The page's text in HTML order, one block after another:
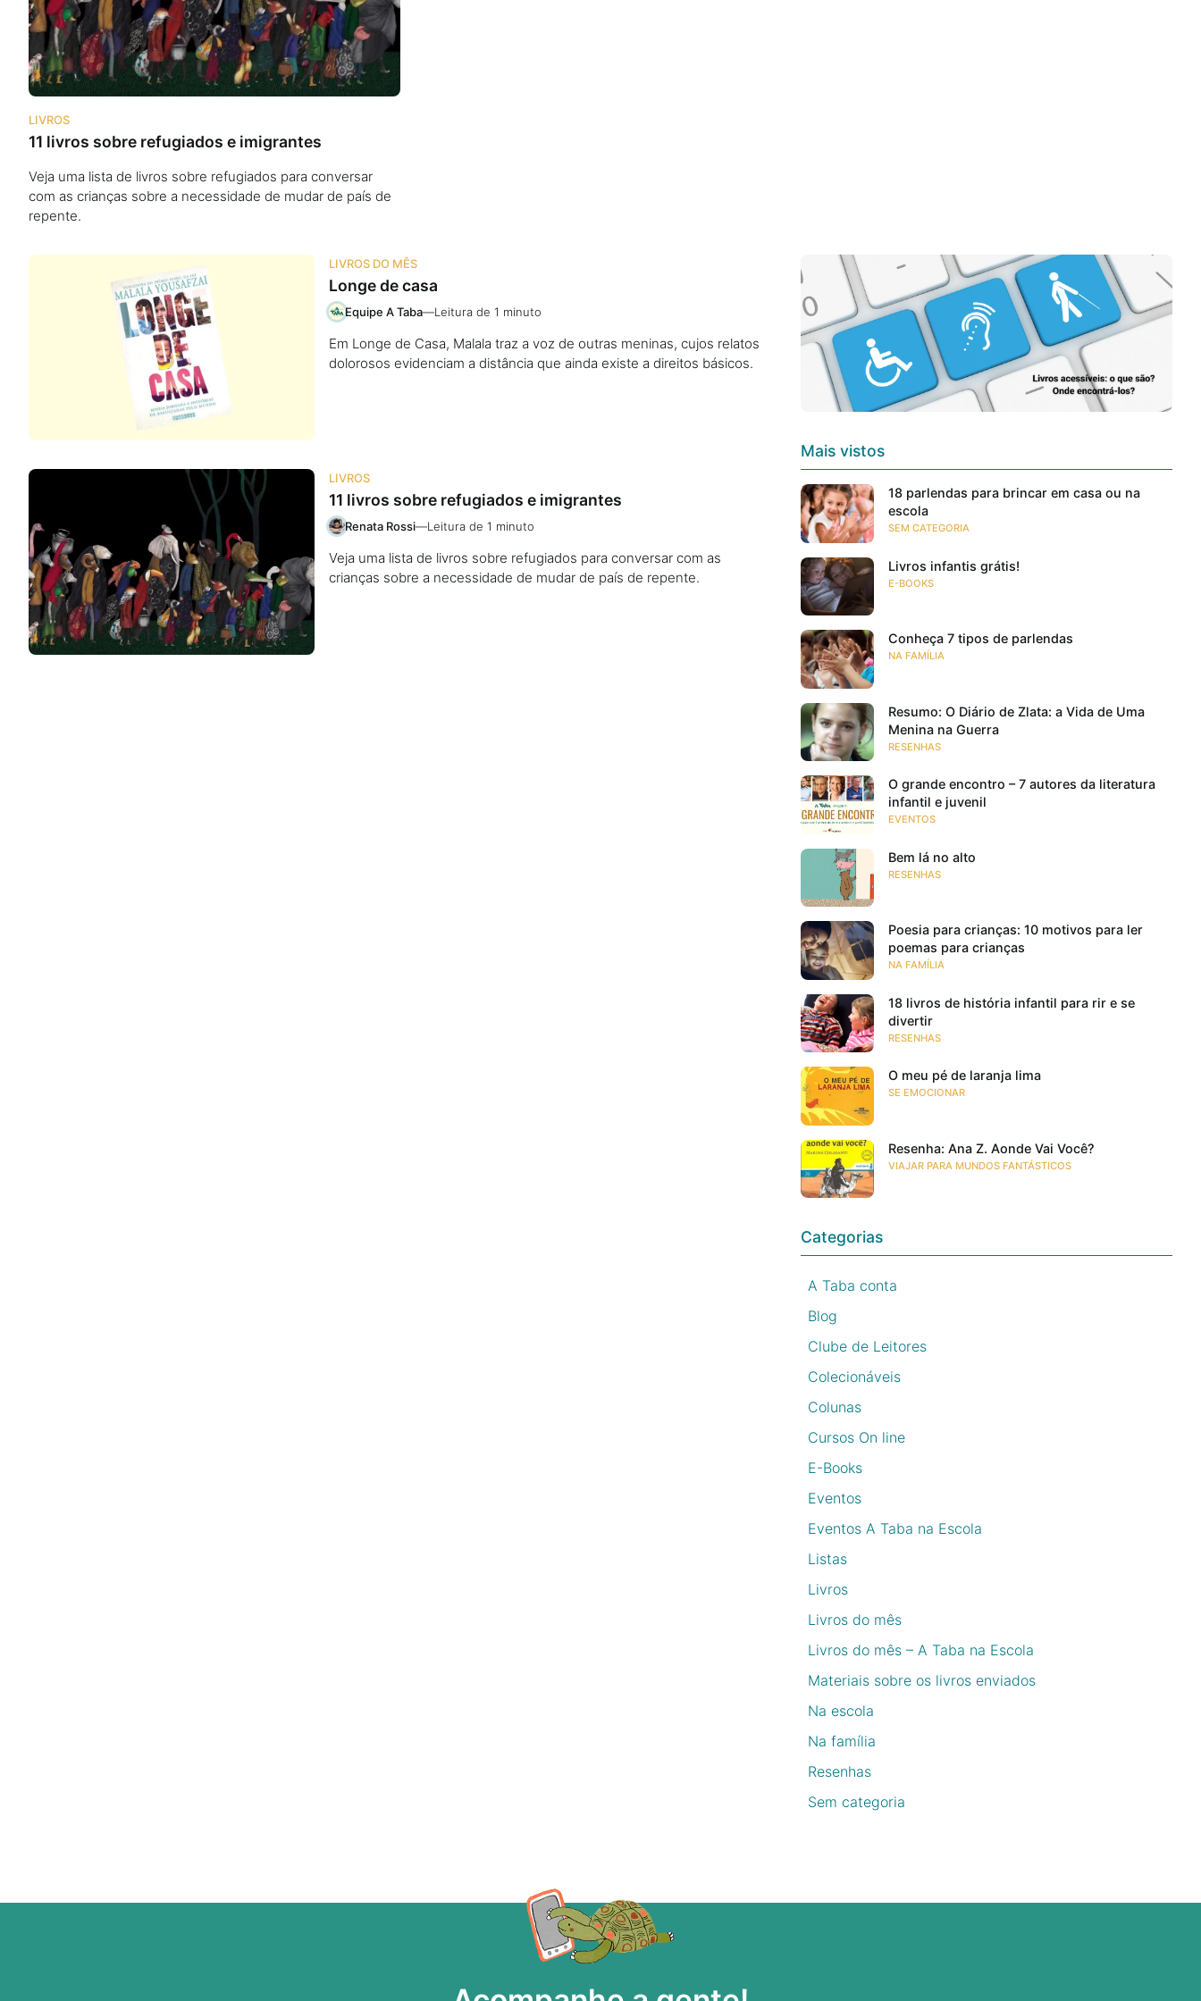
Podcast
Assine
Taba na Escola
LIVROS
11 livros sobre refugiados e imigrantes
Veja uma lista de livros sobre refugiados para conversar
com as crianças sobre a necessidade de mudar de país de
repente.
LIVROS DO MÊS
Longe de casa
Equipe A Taba—Leitura de 1 minuto
Em Longe de Casa, Malala traz a voz de outras meninas, cujos relatos
dolorosos evidenciam a distância que ainda existe a direitos básicos.
LIVROS
11 livros sobre refugiados e imigrantes
Renata Rossi—Leitura de 1 minuto
Veja uma lista de livros sobre refugiados para conversar com as
crianças sobre a necessidade de mudar de país de repente.
Mais vistos
18 parlendas para brincar em casa ou na
escola
SEM CATEGORIA
Livros infantis grátis!
E-BOOKS
Conheça 7 tipos de parlendas
NA FAMÍLIA
Resumo: O Diário de Zlata: a Vida de Uma
Menina na Guerra
RESENHAS
O grande encontro – 7 autores da literatura
infantil e juvenil
EVENTOS
Bem lá no alto
RESENHAS
Poesia para crianças: 10 motivos para ler
poemas para crianças
NA FAMÍLIA
18 livros de história infantil para rir e se
divertir
RESENHAS
O meu pé de laranja lima
SE EMOCIONAR
Resenha: Ana Z. Aonde Vai Você?
VIAJAR PARA MUNDOS FANTÁSTICOS
Categorias
A Taba conta
Blog
Clube de Leitores
Colecionáveis
Colunas
Cursos On line
E-Books
Eventos
Eventos A Taba na Escola
Listas
Livros
Livros do mês
Livros do mês – A Taba na Escola
Materiais sobre os livros enviados
Na escola
Na família
Resenhas
Sem categoria